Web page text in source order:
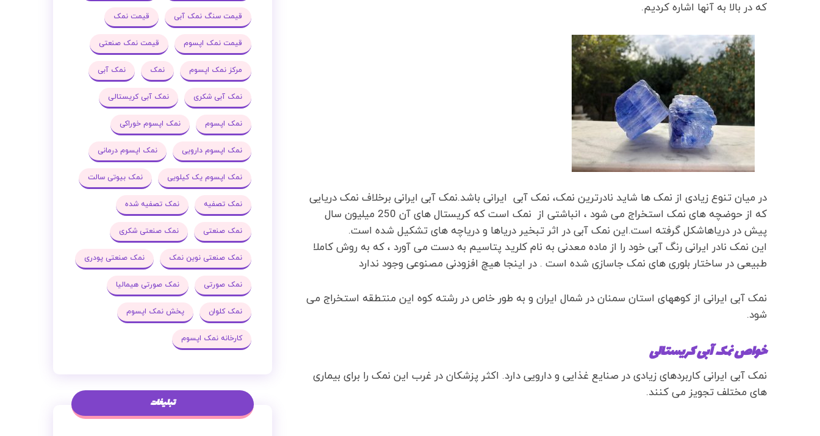
که در بالا به آنها اشاره کردیم.
در میان تنوع زیادی از نمک ها شاید نادرترین نمک، نمک آبی ایرانی باشد.نمک آبی ایرانی برخلاف نمک دریایی
که از حوضچه های نمک استخراج می شود ، انباشتی از نمک است که کریستال های آن 250 میلیون سال
پیش در دریاهاشکل گرفته است.این نمک آبی در اثر تبخیر دریاها و دریاچه های تشکیل شده است.
این نمک نادر ایرانی رنگ آبی خود را از ماده معدنی به نام کلرید پتاسیم به دست می آورد ، که به روش کاملا
طبیعی در ساختار بلوری های نمک جاسازی شده است . در اینجا هیچ افزودنی مصنوعی وجود ندارد
نمک آبی ایرانی از کوههای استان سمنان در شمال ایران و به طور خاص در رشته کوه این منتطقه استخراج می
شود.
خواص نمک آبی کریستالی
نمک آبی ایرانی کاربردهای زیادی در صنایع غذایی و دارویی دارد. اکثر پزشکان در غرب این نمک را برای بیماری
های مختلف تجویز می کنند.
قیمت سنگ نمک آبی قیمت نمک
قیمت نمک اپسوم قیمت نمک صنعتی
مرکز نمک اپسوم نمک نمک آبی
نمک آبی شکری نمک آبی کریستالی
نمک اپسوم نمک اپسوم خوراکی
نمک اپسوم دارویی نمک اپسوم درمانی
نمک اپسوم یک کیلویی نمک بیوتی سالت
نمک تصفیه نمک تصفیه شده
نمک صنعتی نمک صنعتی شکری
نمک صنعتی نوین نمک نمک صنعتی پودری
نمک صورتی نمک صورتی هیمالیا
نمک کلوان پخش نمک اپسوم
کارخانه نمک اپسوم
تبلیغات